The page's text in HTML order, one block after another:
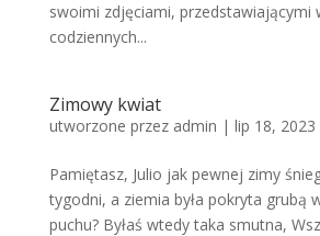
swoimi zdjęciami, przedstawiającymi
codziennych...
Zimowy kwiat
utworzone przez admin | lip 18, 2023
Pamiętasz, Julio jak pewnej zimy
tygodni, a ziemia była pokryta grubą
puchu? Byłaś wtedy taka smutna,